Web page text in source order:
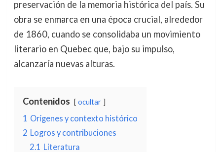
preservación de la memoria histórica del país. Su
obra se enmarca en una época crucial, alrededor
de 1860, cuando se consolidaba un movimiento
literario en Quebec que, bajo su impulso,
alcanzaría nuevas alturas.
Contenidos ocultar
1 Orígenes y contexto histórico
2 Logros y contribuciones
2.1 Literatura